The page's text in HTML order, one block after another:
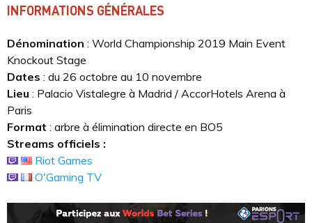
INFORMATIONS GÉNÉRALES
Dénomination : World Championship 2019 Main Event
Knockout Stage
Dates : du 26 octobre au 10 novembre
Lieu : Palacio Vistalegre à Madrid / AccorHotels Arena à
Paris
Format : arbre à élimination directe en BO5
Streams officiels :
Riot Games
O'Gaming TV